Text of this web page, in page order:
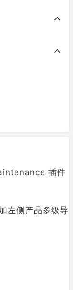
插件
左侧产品多级导